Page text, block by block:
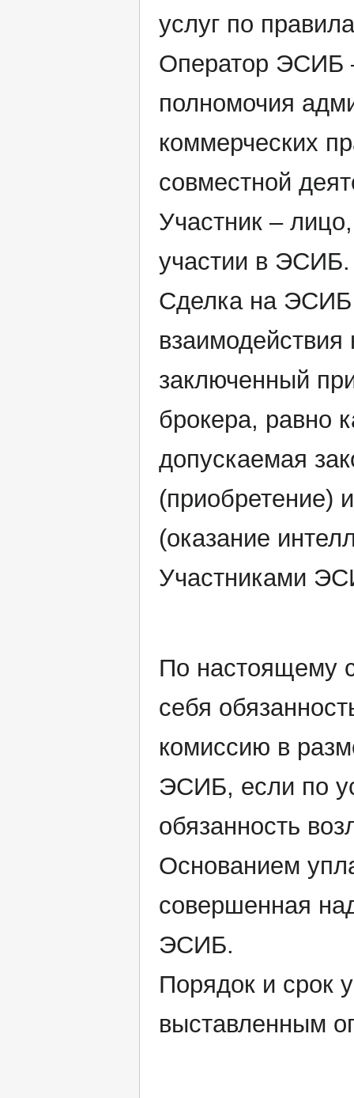
услуг по
Оператор ЭСИБ
полномочия
коммерческих
совместной
Участник –
участии в ЭСИБ.
Сделка на ЭСИБ
заключенный
брокера, равно
допускаемая
(приобретение)
(оказание
Участниками
По настоящему
себя
комиссию в
ЭСИБ, если по
обязанность
Основанием
совершенная
ЭСИБ.
Порядок и срок
выставленным